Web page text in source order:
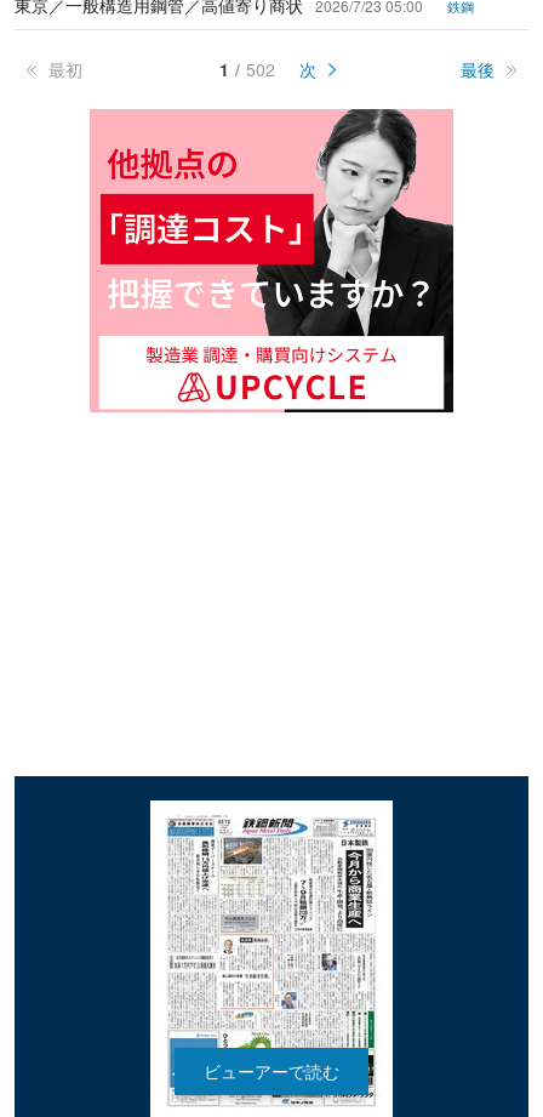
東京／一般構造用鋼管／高値寄り商状 2026/7/23 05:00 鉄鋼
最初 1 502 次 最後